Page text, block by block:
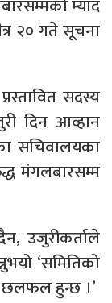
म्याद
२० गते सूचना
सदस्य
दिन आव्हान
सचिवालयका
मंगलबारसम्म
उजुरीकर्ताले
‘समितिको
छलफल हुन्छ ।’